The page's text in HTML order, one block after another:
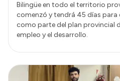
Bilingüe en todo el territorio
comenzó y tendrá 45 días
como parte del plan provincial
empleo y el desarrollo.